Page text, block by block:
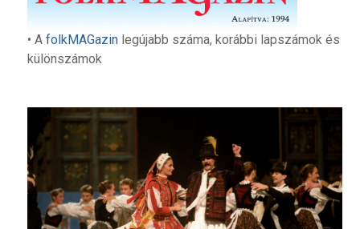
• A folkMAGazinlegújabb száma, korábbi lapszámok és
különszámok